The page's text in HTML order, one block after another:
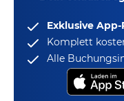
Exklusive
Komplett
Alle